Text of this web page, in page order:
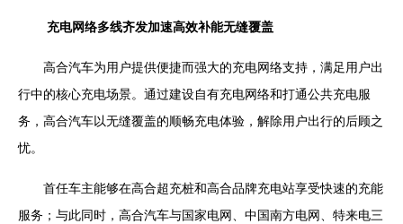
充电网络多线齐发加速高效补能无缝覆盖
高合汽车为用户提供便捷而强大的充电网络支持，满足用户出
行中的核心充电场景。通过建设自有充电网络和打通公共充电服
务，高合汽车以无缝覆盖的顺畅充电体验，解除用户出行的后顾之
忧。
首任车主能够在高合超充桩和高合品牌充电站享受快速的充能
服务；与此同时，高合汽车与国家电网、中国南方电网、特来电三